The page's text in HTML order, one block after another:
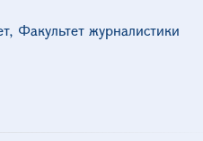
Факультет журналистики